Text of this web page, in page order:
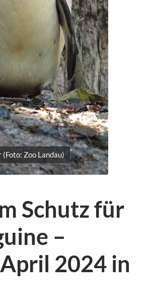
Zoo Landau)
Schutz für
–
2024 in